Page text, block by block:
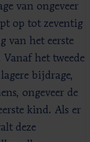
van ongeveer
op tot zeventig
van het eerste
het tweede
bijdrage,
ongeveer de
kind. Als er
deze